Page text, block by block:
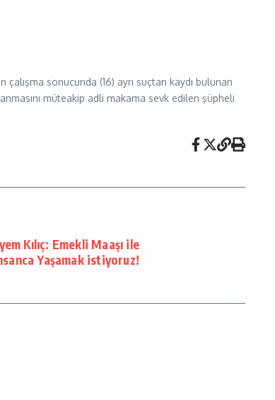
sonucunda (16) ayrı suçtan kaydı bulunan
müteakip adli makama sevk edilen şüpheli
Kılıç: Emekli Maaşı ile
Yaşamak istiyoruz!